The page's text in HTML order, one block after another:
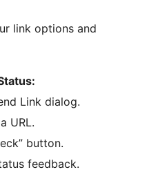
link options and
Link dialog.
URL.
button.
feedback.